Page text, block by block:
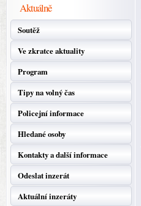
Aktuálně
Soutěž
Ve zkratce aktuality
Program
Tipy na volný čas
Policejní informace
Hledané osoby
Kontakty a další informace
Odeslat inzerát
Aktuální inzeráty